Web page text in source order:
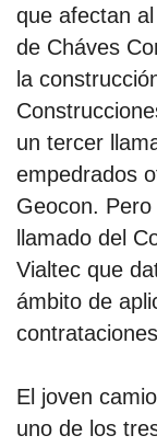
que afectan
de Cháves
la
un tercer
empedrados
Geocon. Pero
llamado del
Vialtec que
ámbito de
El joven
uno de los